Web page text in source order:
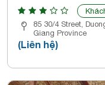
85 30/4 Street,
Giang Province
(Liên hệ)